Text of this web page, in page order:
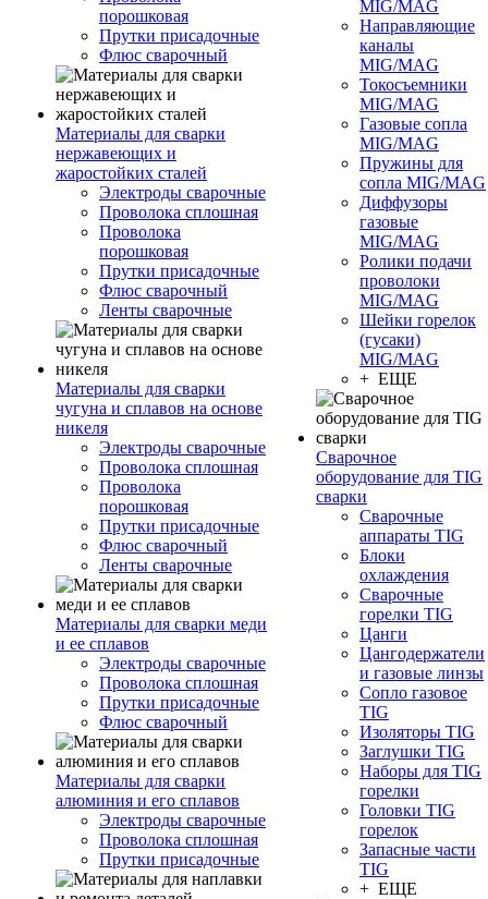
порошковая
Прутки присадочные
Флюс сварочный
Материалы для сварки
нержавеющих и
жаростойких сталей
Электроды сварочные
Проволока сплошная
Проволока
порошковая
Прутки присадочные
Флюс сварочный
Ленты сварочные
Материалы для сварки
чугуна и сплавов на основе
никеля
Электроды сварочные
Проволока сплошная
Проволока
порошковая
Прутки присадочные
Флюс сварочный
Ленты сварочные
Материалы для сварки меди
и ее сплавов
Электроды сварочные
Проволока сплошная
Прутки присадочные
Флюс сварочный
Материалы для сварки
алюминия и его сплавов
Электроды сварочные
Проволока сплошная
Прутки присадочные
MIG/MAG
Направляющие
каналы
MIG/MAG
Токосъемники
MIG/MAG
Газовые сопла
MIG/MAG
Пружины для
сопла MIG/MAG
Диффузоры
газовые
MIG/MAG
Ролики подачи
проволоки
MIG/MAG
Шейки горелок
(гусаки)
MIG/MAG
+ ЕЩЕ
Сварочное
оборудование для TIG
сварки
Сварочные
аппараты TIG
Блоки
охлаждения
Сварочные
горелки TIG
Цанги
Цангодержатели
и газовые линзы
Сопло газовое
TIG
Изоляторы TIG
Заглушки TIG
Наборы для TIG
горелки
Головки TIG
горелок
Запасные части
TIG
+ ЕЩЕ